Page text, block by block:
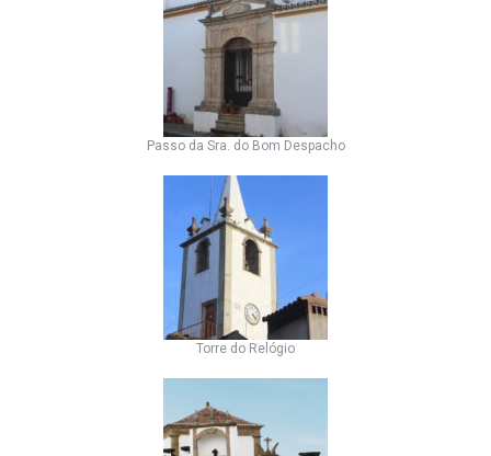
Passo da Sra. do Bom Despacho
Torre do Relógio